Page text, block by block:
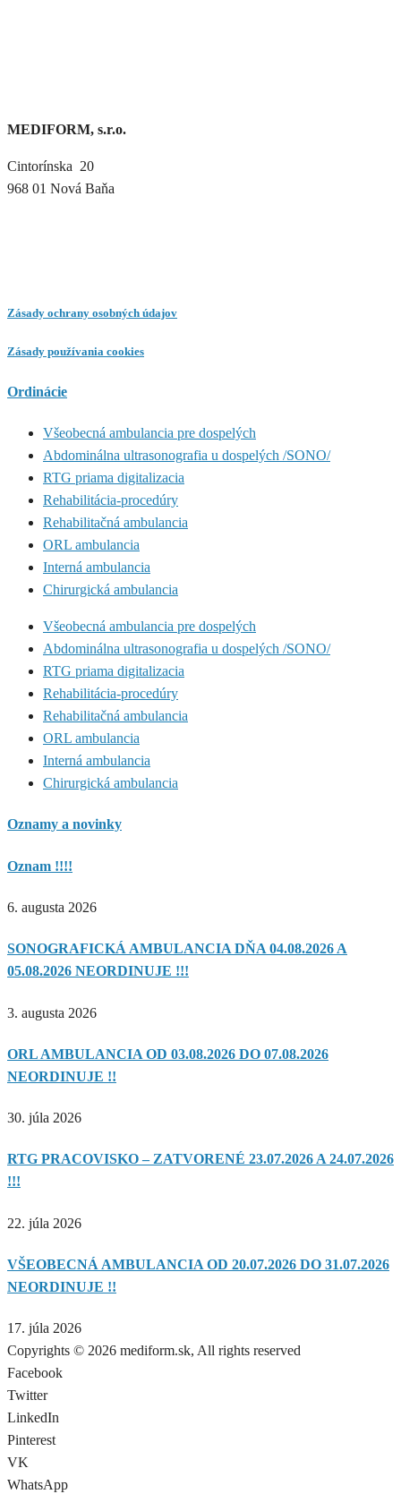
MEDIFORM, s.r.o.
Cintorínska 20
968 01 Nová Baňa
Zásady ochrany osobných údajov
Zásady používania cookies
Ordinácie
Všeobecná ambulancia pre dospelých
Abdominálna ultrasonografia u dospelých /SONO/
RTG priama digitalizacia
Rehabilitácia-procedúry
Rehabilitačná ambulancia
ORL ambulancia
Interná ambulancia
Chirurgická ambulancia
Všeobecná ambulancia pre dospelých
Abdominálna ultrasonografia u dospelých /SONO/
RTG priama digitalizacia
Rehabilitácia-procedúry
Rehabilitačná ambulancia
ORL ambulancia
Interná ambulancia
Chirurgická ambulancia
Oznamy a novinky
Oznam !!!!
6. augusta 2026
SONOGRAFICKÁ AMBULANCIA DŇA 04.08.2026 A
05.08.2026 NEORDINUJE !!!
3. augusta 2026
ORL AMBULANCIA OD 03.08.2026 DO 07.08.2026
NEORDINUJE !!
30. júla 2026
RTG PRACOVISKO – ZATVORENÉ 23.07.2026 A 24.07.2026
!!!
22. júla 2026
VŠEOBECNÁ AMBULANCIA OD 20.07.2026 DO 31.07.2026
NEORDINUJE !!
17. júla 2026
Copyrights © 2026 mediform.sk, All rights reserved​
Facebook
Twitter
LinkedIn
Pinterest
VK
WhatsApp